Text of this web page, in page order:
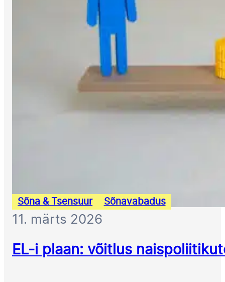
Sõna & Tsensuur Sõnavabadus
11. märts 2026
EL-i plaan: võitlus